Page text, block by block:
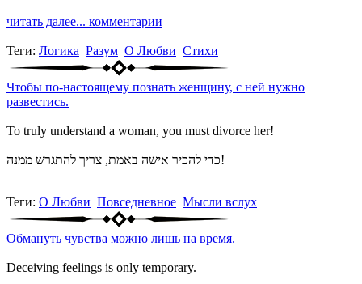
читать далее... комментарии
Теги: Логика Разум О Любви Стихи
Чтобы по-настоящему познать женщину, с ней нужно
развестись.
To truly understand a woman, you must divorce her!
כדי להכיר אישה באמת, צריך להתגרש ממנה!
Теги: О Любви Повседневное Мысли вслух
Обмануть чувства можно лишь на время.
Deceiving feelings is only temporary.